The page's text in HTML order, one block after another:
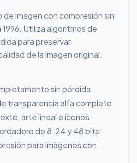
imagen con compresión sin
Utiliza algoritmos de
para preservar
de la imagen original.
sin pérdida
transparencia alfa completo
arte lineal e iconos
de 8, 24 y 48 bits
para imágenes con